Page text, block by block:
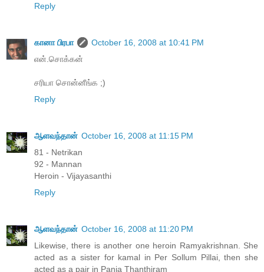
Reply
கானா பிரபா
October 16, 2008 at 10:41 PM
என்.சொக்கன்
சரியா சொன்னீங்க ;)
Reply
ஆளவந்தான் October 16, 2008 at 11:15 PM
81 - Netrikan
92 - Mannan
Heroin - Vijayasanthi
Reply
ஆளவந்தான் October 16, 2008 at 11:20 PM
Likewise, there is another one heroin Ramyakrishnan. She
acted as a sister for kamal in Per Sollum Pillai, then she
acted as a pair in Panja Thanthiram